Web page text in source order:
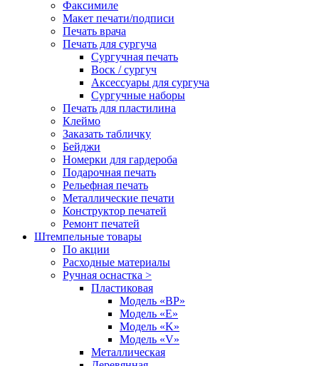
Факсимиле
Макет печати/подписи
Печать врача
Печать для сургуча
Сургучная печать
Воск / сургуч
Аксессуары для сургуча
Сургучные наборы
Печать для пластилина
Клеймо
Заказать табличку
Бейджи
Номерки для гардероба
Подарочная печать
Рельефная печать
Металлические печати
Конструктор печатей
Ремонт печатей
Штемпельные товары
По акции
Расходные материалы
Ручная оснастка >
Пластиковая
Модель «BP»
Модель «E»
Модель «K»
Модель «V»
Металлическая